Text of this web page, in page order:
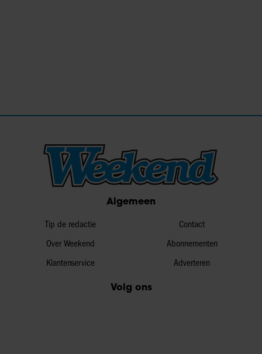
Algemeen
Tip de redactie
Over Weekend
Klantenservice
Contact
Abonnementen
Adverteren
Volg ons